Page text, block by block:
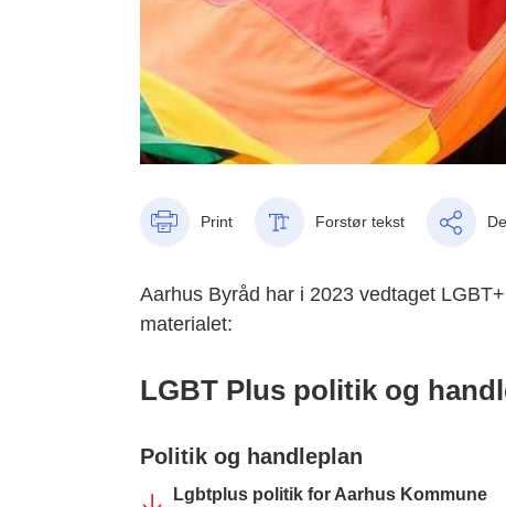
Print Forstør tekst
Aarhus Byråd har i 2023 vedtaget
materialet:
LGBT Plus politik og
Politik og handleplan
Lgbtplus politik for Aarhus Kommune